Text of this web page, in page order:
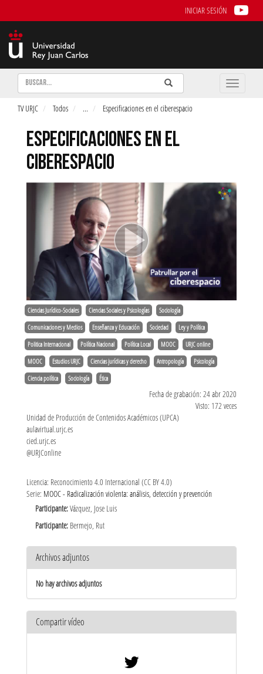
INICIAR SESIÓN
Buscar Enviar
Buscar
Toggle
TV URJC Todos ... Especificaciones en el ciberespacio
ESPECIFICACIONES EN EL
CIBERESPACIO
Ciencias Jurídico-Sociales Ciencias Sociales y Psicologías Sociología
Comunicaciones y Medios Enseñanza y Educación Sociedad Ley y Política
Politica Internacional Política Nacional Política Local MOOC URJC online
MOOC Estudios URJC Ciencias jurídicas y derecho Antropología Psicología
Ciencia política Sociología Ética
Fecha de grabación: 24 abr 2020
Visto: 172 veces
Unidad de Producción de Contenidos Académicos (UPCA)
aulavirtual.urjc.es
cied.urjc.es
@URJConline
Licencia: Reconocimiento 4.0 Internacional (CC BY 4.0)
Serie: MOOC - Radicalización violenta: análisis, detección y prevención
Participante:Vázquez, Jose Luis
Participante: Bermejo, Rut
Archivos adjuntos
No hay archivos adjuntos
Compartir vídeo